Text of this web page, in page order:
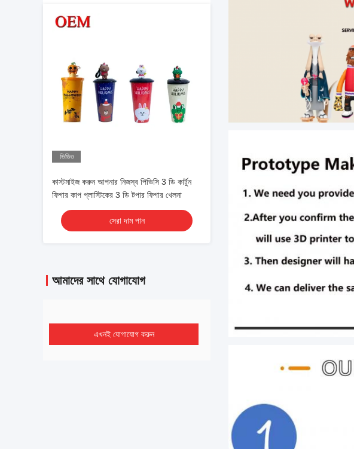
ভিডিও
কাস্টমাইজ করুন আপনার নিজস্ব পিভিসি 3 ডি কার্টুন
ফিগার কাপ প্লাস্টিকের 3 ডি টপার ফিগার খেলনা
সেরা দাম পান
আমাদের সাথে যোগাযোগ
এখনই যোগাযোগ করুন